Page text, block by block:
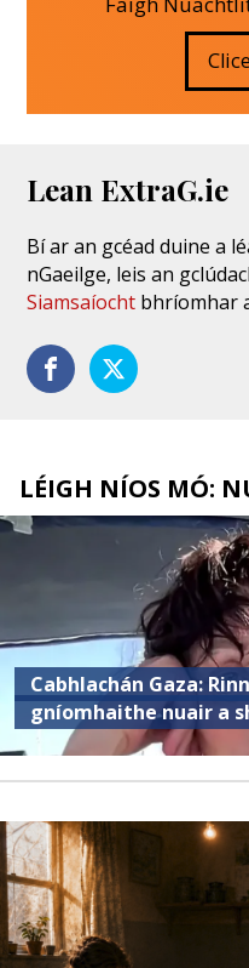
Lean ExtraG.ie
Bí ar an gcéad duine a
nGaeilge, leis an
Siamsaíocht bhríomhar
LÉIGH NÍOS MÓ:
Cabhlachán Gaza:
gníomhaithe nuair a